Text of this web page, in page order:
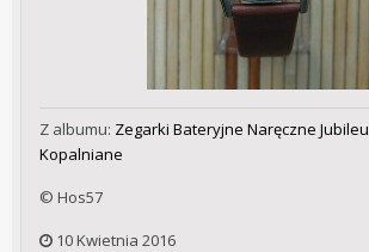
Z albumu: Zegarki Bateryjne Naręczne
Kopalniane
© Hos57
10 Kwietnia 2016